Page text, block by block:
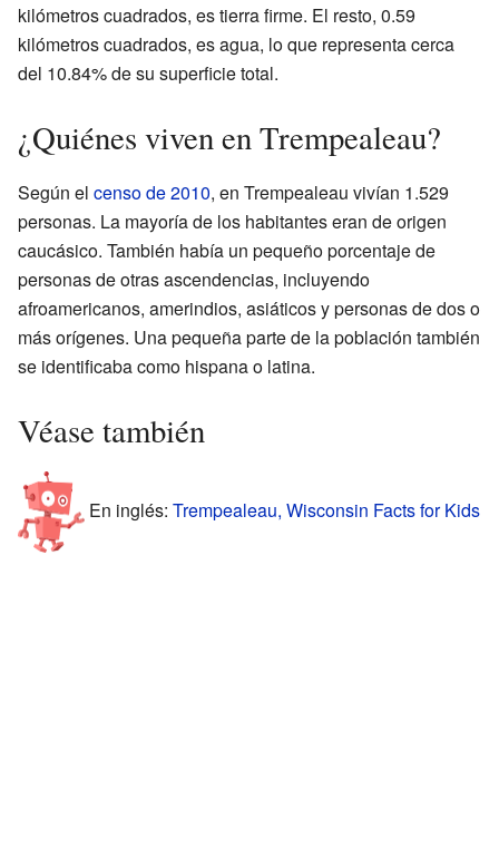
kilómetros cuadrados, es tierra firme. El resto, 0.59
kilómetros cuadrados, es agua, lo que representa cerca
del 10.84% de su superficie total.
¿Quiénes viven en Trempealeau?
Según el censo de 2010, en Trempealeau vivían 1.529
personas. La mayoría de los habitantes eran de origen
caucásico. También había un pequeño porcentaje de
personas de otras ascendencias, incluyendo
afroamericanos, amerindios, asiáticos y personas de dos o
más orígenes. Una pequeña parte de la población también
se identificaba como hispana o latina.
Véase también
En inglés: Trempealeau, Wisconsin Facts for Kids